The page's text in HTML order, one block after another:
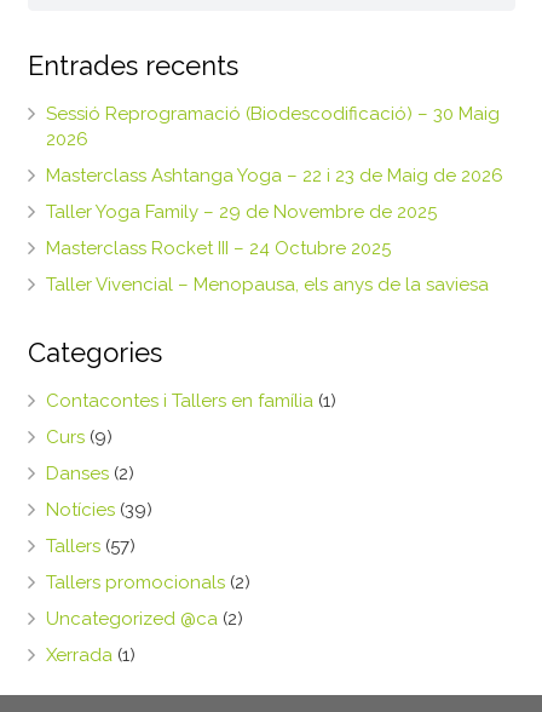
Entrades recents
Sessió Reprogramació (Biodescodificació) – 30 Maig
2026
Masterclass Ashtanga Yoga – 22 i 23 de Maig de 2026
Taller Yoga Family – 29 de Novembre de 2025
Masterclass Rocket III – 24 Octubre 2025
Taller Vivencial – Menopausa, els anys de la saviesa
Categories
Contacontes i Tallers en família (1)
Curs(9)
Danses(2)
Notícies(39)
Tallers(57)
Tallers promocionals(2)
Uncategorized @ca (2)
Xerrada (1)